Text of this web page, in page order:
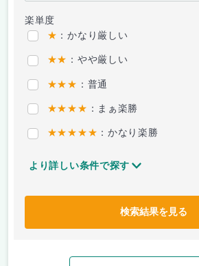
楽単度
★ ：かなり厳しい
★★ ：やや厳しい
★★★ ：普通
★★★★ ：まぁ楽勝
★★★★★ ：かなり楽勝
より詳しい条件で探す
検索結果を見る